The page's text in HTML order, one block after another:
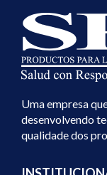
A utilização de
procedimentos
contaminação
profissionais de
tratamentos.
Jeringa de 1ml
As Seringas SR são
com bico que garante
internacionais e
Uma empresa
desenvolvendo
qualidade dos